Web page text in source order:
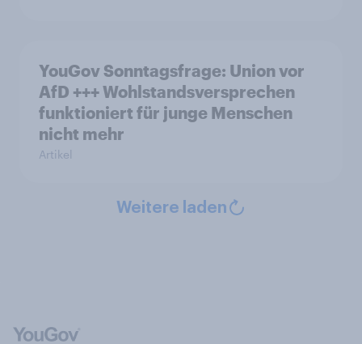
YouGov Sonntagsfrage: Union vor
AfD +++ Wohlstandsversprechen
funktioniert für junge Menschen
nicht mehr
Artikel
Weitere laden